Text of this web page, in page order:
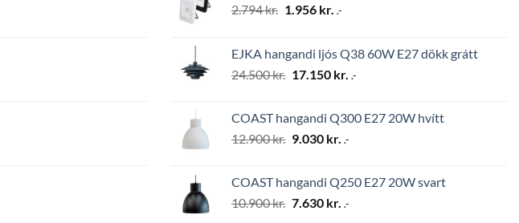
2.794kr. Original
2.794 kr..
1.956 kr. Current
1.956 kr..
.-
EJKA hangandi ljós Q38 60W E27 dökk grátt
24.500kr. Original
24.500 kr..
17.150 kr. Current
17.150 kr..
.-
COAST hangandi Q300 E27 20W hvítt
12.900kr. Original
12.900 kr..
9.030 kr. Current
9.030 kr..
.-
COAST hangandi Q250 E27 20W svart
10.900kr. Original
7.630 kr. Current
.-